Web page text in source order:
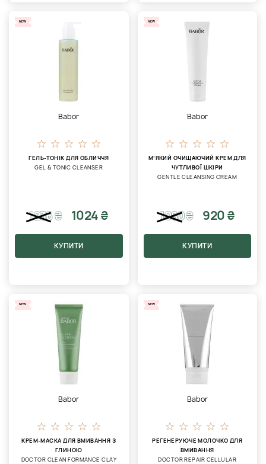
NEW
Babor
ГЕЛЬ-ТОНІК ДЛЯ ОБЛИЧЧЯ
GEL & TONIC CLEANSER
1236₴ 1024 ₴
КУПИТИ
NEW
Babor
МʼЯКИЙ ОЧИЩАЮЧИЙ КРЕМ ДЛЯ
ЧУТЛИВОЇ ШКІРИ
GENTLE CLEANSING CREAM
1080₴ 920 ₴
КУПИТИ
NEW
Babor
КРЕМ-МАСКА ДЛЯ ВМИВАННЯ З
ГЛИНОЮ
DOCTOR CLEAN FORMANCE CLAY
NEW
Babor
РЕГЕНЕРУЮЧЕ МОЛОЧКО ДЛЯ
ВМИВАННЯ
DOCTOR REPAIR CELLULAR